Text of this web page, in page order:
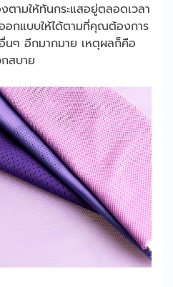
ตามให้ทันกระแสอยู่ตลอดเวลา
อกแบบให้ได้ตามที่คุณต้องการ
นๆ อีกมากมาย เหตุผลก็คือ
สบาย